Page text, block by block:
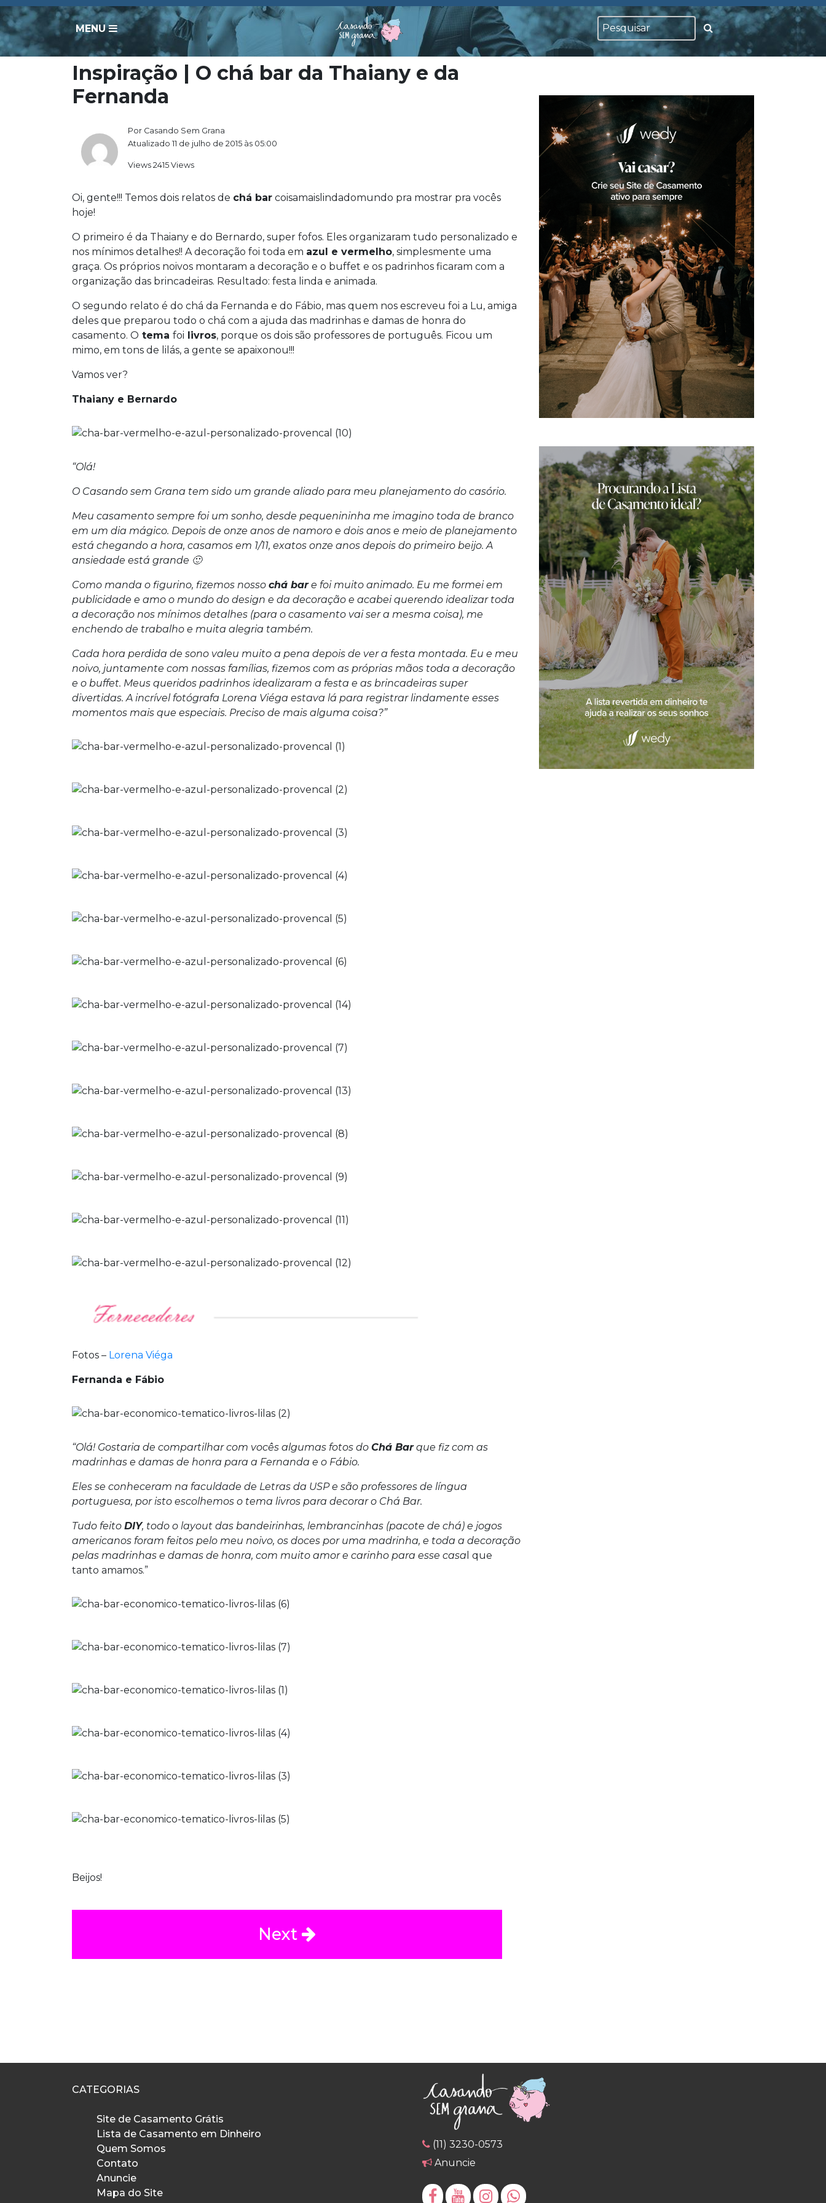
MENU
Inspiração | O chá bar da Thaiany e da
Fernanda
Por Casando Sem Grana
Atualizado 11 de julho de 2015 às 05:00
Views 2415 Views
Oi, gente!!! Temos dois relatos de chá bar coisamaislindadomundo pra mostrar pra vocês
hoje!
O primeiro é da Thaiany e do Bernardo, super fofos. Eles organizaram tudo personalizado e
nos mínimos detalhes!! A decoração foi toda em azul e vermelho, simplesmente uma
graça. Os próprios noivos montaram a decoração e o buffet e os padrinhos ficaram com a
organização das brincadeiras. Resultado: festa linda e animada.
O segundo relato é do chá da Fernanda e do Fábio, mas quem nos escreveu foi a Lu, amiga
deles que preparou todo o chá com a ajuda das madrinhas e damas de honra do
casamento. O tema foi livros, porque os dois são professores de português. Ficou um
mimo, em tons de lilás, a gente se apaixonou!!!
Vamos ver?
Thaiany e Bernardo
“Olá!
O Casando sem Grana tem sido um grande aliado para meu planejamento do casório.
Meu casamento sempre foi um sonho, desde pequenininha me imagino toda de branco
em um dia mágico. Depois de onze anos de namoro e dois anos e meio de planejamento
está chegando a hora, casamos em 1/11, exatos onze anos depois do primeiro beijo. A
ansiedade está grande 🙂
Como manda o figurino, fizemos nosso chá bare foi muito animado. Eu me formei em
publicidade e amo o mundo do design e da decoração e acabei querendo idealizar toda
a decoração nos mínimos detalhes (para o casamento vai ser a mesma coisa), me
enchendo de trabalho e muita alegria também.
Cada hora perdida de sono valeu muito a pena depois de ver a festa montada. Eu e meu
noivo, juntamente com nossas famílias, fizemos com as próprias mãos toda a decoração
e o buffet. Meus queridos padrinhos idealizaram a festa e as brincadeiras super
divertidas. A incrível fotógrafa Lorena Viéga estava lá para registrar lindamente esses
momentos mais que especiais. Preciso de mais alguma coisa?”
Fotos – Lorena Viéga
Fernanda e Fábio
“Olá! Gostaria de compartilhar com vocês algumas fotos do Chá Barque fiz com as
madrinhas e damas de honra para a Fernanda e o Fábio.
Eles se conheceram na faculdade de Letras da USP e são professores de língua
portuguesa, por isto escolhemos o tema livros para decorar o Chá Bar.
Tudo feito DIY, todo o layout das bandeirinhas, lembrancinhas (pacote de chá) e jogos
americanos foram feitos pelo meu noivo, os doces por uma madrinha, e toda a decoração
pelas madrinhas e damas de honra, com muito amor e carinho para esse casa l que
tanto amamos.”
Beijos!
Next
CATEGORIAS
Site de Casamento Grátis
Lista de Casamento em Dinheiro
Quem Somos
Contato
Anuncie
Mapa do Site
(11) 3230-0573
Anuncie